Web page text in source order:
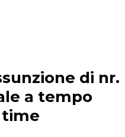
di nr.
a tempo